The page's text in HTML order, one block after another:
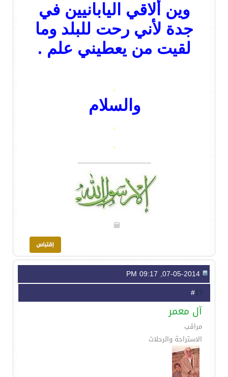
وين ألاقي اليابانيين في
جدة لأني رحت للبلد وما
لقيت من يعطيني علم .
.
والسلام
.
.
__________________
17
آل معمر
مراقب
الاستراحة والرحلات